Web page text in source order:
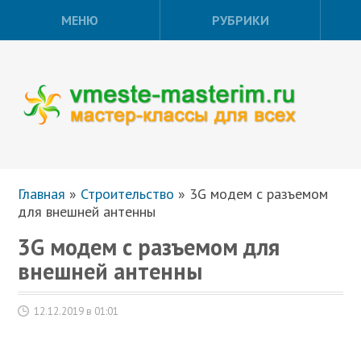
МЕНЮ РУБРИКИ
Главная » Строительство » 3G модем с разъемом
для внешней антенны
3G модем с разъемом для
внешней антенны
12.12.2019 в 01:01